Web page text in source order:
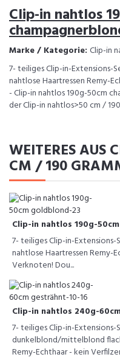
Clip-in nahtlos
Marke / Kategorie: Clip-in
7- teiliges Clip-in-Extensions-
nahtlose Haartressen Remy-
- Clip-in nahtlos 190g-50cm
der Clip-in nahtlos>50 cm /
WEITERES AUS
CM / 190
Clip-in nahtlos 190g-
7- teiliges Clip-in-
nahtlose Haartressen Remy-
Verknoten! Dou...
Clip-in nahtlos 240g-
7- teiliges Clip-in-
dunkelblond/mittelblond
Remy-Echthaar - kein